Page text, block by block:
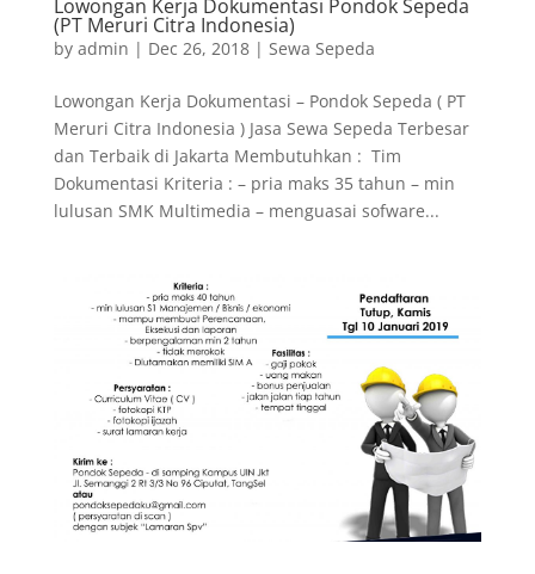
Lowongan Kerja Dokumentasi Pondok Sepeda
(PT Meruri Citra Indonesia)
by admin | Dec 26, 2018| Sewa Sepeda
Lowongan Kerja Dokumentasi – Pondok Sepeda ( PT
Meruri Citra Indonesia ) Jasa Sewa Sepeda Terbesar
dan Terbaik di Jakarta Membutuhkan : Tim
Dokumentasi Kriteria : – pria maks 35 tahun – min
lulusan SMK Multimedia – menguasai sofware...